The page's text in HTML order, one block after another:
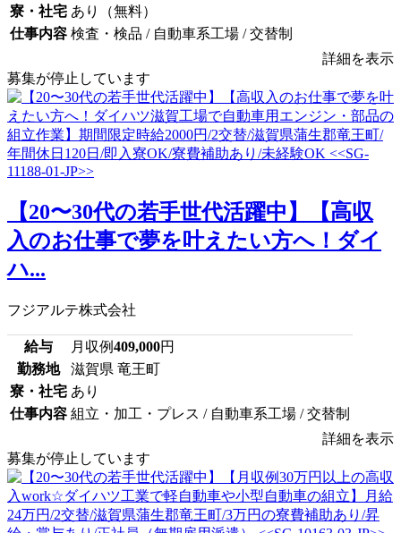
寮・社宅 あり（無料）
仕事内容 検査・検品 / 自動車系工場 / 交替制
詳細を表示
募集が停止しています
【20〜30代の若手世代活躍中】【高収
入のお仕事で夢を叶えたい方へ！ダイ
ハ...
フジアルテ株式会社
給与 月収例409,000円
勤務地
滋賀県 竜王町
寮・社宅 あり
仕事内容 組立・加工・プレス / 自動車系工場 / 交替制
詳細を表示
募集が停止しています